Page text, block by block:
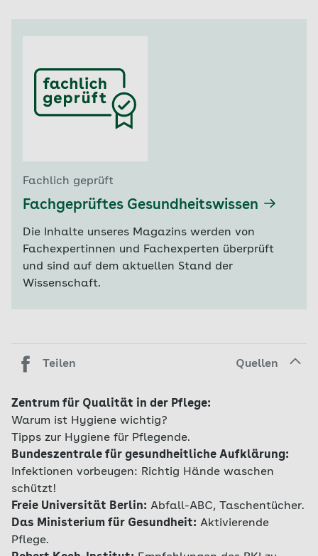
Fachlich geprüft
Fachgeprüftes Gesundheitswissen
Die Inhalte unseres Magazins werden von
Fachexpertinnen und Fachexperten überprüft
und sind auf dem aktuellen Stand der
Wissenschaft.
Teilen Quellen
Zentrum für Qualität in der Pflege:
Warum ist Hygiene wichtig?
Tipps zur Hygiene für Pflegende.
Bundeszentrale für gesundheitliche Aufklärung:
Infektionen vorbeugen: Richtig Hände waschen
schützt!
Freie Universität Berlin: Abfall-ABC, Taschentücher.
Das Ministerium für Gesundheit: Aktivierende
Pflege.